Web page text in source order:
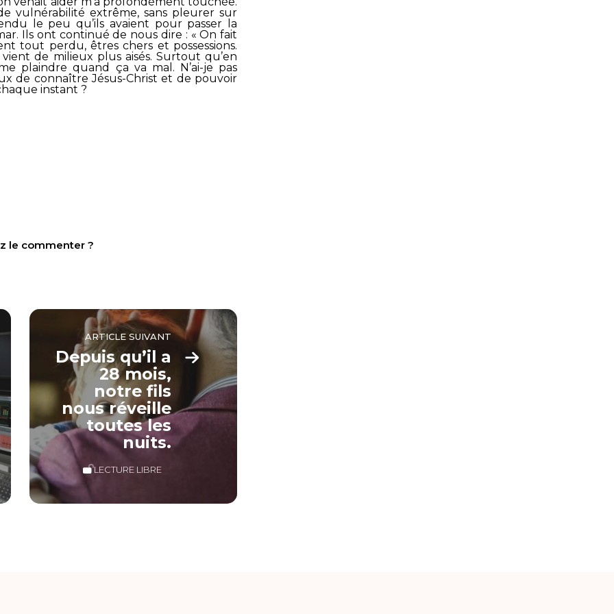
vulnérabilité extrême, sans pleurer sur
le peu qu’ils avaient pour passer la
Ils ont continué de nous dire : « On fait
tout perdu, êtres chers et possessions.
de milieux plus aisés. Surtout qu’en
plaindre quand ça va mal. N’ai-je pas
de connaître Jésus-Christ et de pouvoir
instant ?
le commenter ?
ARTICLE SUIVANT
Depuis qu’il a
28 mois,
notre fils
nous réveille
toutes les
nuits.
LECTURE LIBRE